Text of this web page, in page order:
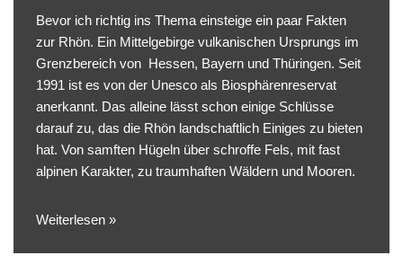
Bevor ich richtig ins Thema einsteige ein paar Fakten
zur Rhön. Ein Mittelgebirge vulkanischen Ursprungs im
Grenzbereich von Hessen, Bayern und Thüringen. Seit
1991 ist es von der Unesco als Biosphärenreservat
anerkannt. Das alleine lässt schon einige Schlüsse
darauf zu, das die Rhön landschaftlich Einiges zu bieten
hat. Von samften Hügeln über schroffe Fels, mit fast
alpinen Karakter, zu traumhaften Wäldern und Mooren.
Weiterlesen »